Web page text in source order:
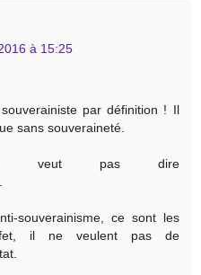
à 15:25
par définition ! Il
sans souveraineté.
ne veut pas dire
souverainisme, ce sont les
il ne veulent pas de